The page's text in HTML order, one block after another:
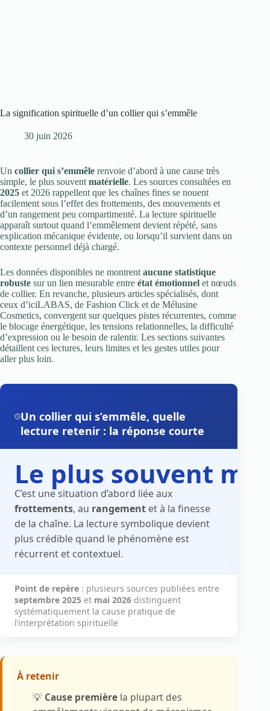
La signification spirituelle d’un collier qui s’emmêle
30 juin 2026
Un collier qui s’emmêle renvoie d’abord à une cause très
simple, le plus souvent matérielle. Les sources consultées en
2025 et 2026 rappellent que les chaînes fines se nouent
facilement sous l’effet des frottements, des mouvements et
d’un rangement peu compartimenté. La lecture spirituelle
apparaît surtout quand l’emmêlement devient répété, sans
explication mécanique évidente, ou lorsqu’il survient dans un
contexte personnel déjà chargé.
Les données disponibles ne montrent aucune statistique
robuste sur un lien mesurable entre état émotionnel et nœuds
de collier. En revanche, plusieurs articles spécialisés, dont
ceux d’iciLABAS, de Fashion Click et de Mélusine
Cosmetics, convergent sur quelques pistes récurrentes, comme
le blocage énergétique, les tensions relationnelles, la difficulté
d’expression ou le besoin de ralentir. Les sections suivantes
détaillent ces lectures, leurs limites et les gestes utiles pour
aller plus loin.
Un collier qui s’emmêle, quelle
lecture retenir : la réponse courte
Le plus souvent
C’est une situation d’abord liée aux
frottements, au rangement et à la finesse
de la chaîne. La lecture symbolique devient
plus crédible quand le phénomène est
récurrent et contextuel.
Point de repère : plusieurs sources publiées entre
septembre 2025 et mai 2026 distinguent
systématiquement la cause pratique de
l’interprétation spirituelle
À retenir
💡 Cause première la plupart des